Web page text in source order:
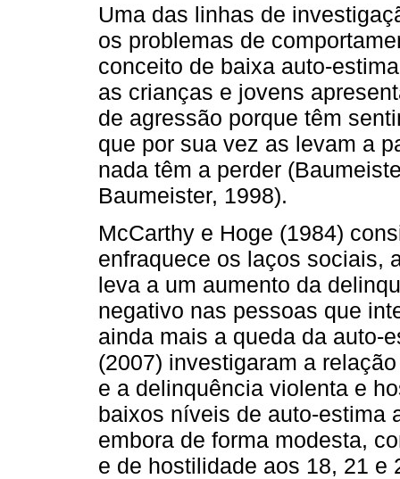
Uma das linhas de
os problemas de
conceito de baixa auto-
as crianças e jovens
de agressão porque têm
que por sua vez as levam a
nada têm a perder
Baumeister, 1998).
McCarthy e Hoge (1984)
enfraquece os laços sociais,
leva a um aumento da
negativo nas pessoas que
ainda mais a queda da auto-
(2007) investigaram a
e a delinquência violenta e
baixos níveis de auto-estima
embora de forma modesta,
e de hostilidade aos 18, 21 e